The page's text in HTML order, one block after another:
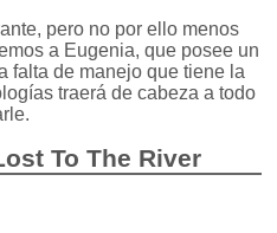
pero no por ello menos
a Eugenia, que posee un
falta de manejo que tiene la
traerá de cabeza a todo
To The River